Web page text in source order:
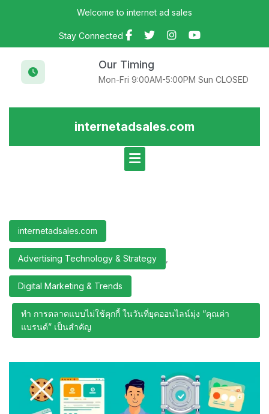
Welcome to internet ad sales
Stay Connected
Our Timing
Mon-Fri 9:00AM-5:00PM Sun CLOSED
internetadsales.com
internetadsales.com
Advertising Technology & Strategy
Digital Marketing & Trends
ทำ การตลาดแบบไม่ใช้คุกกี้ ในวันที่ยุคออนไลน์มุ่ง “คุณค่า
แบรนด์” เป็นสำคัญ